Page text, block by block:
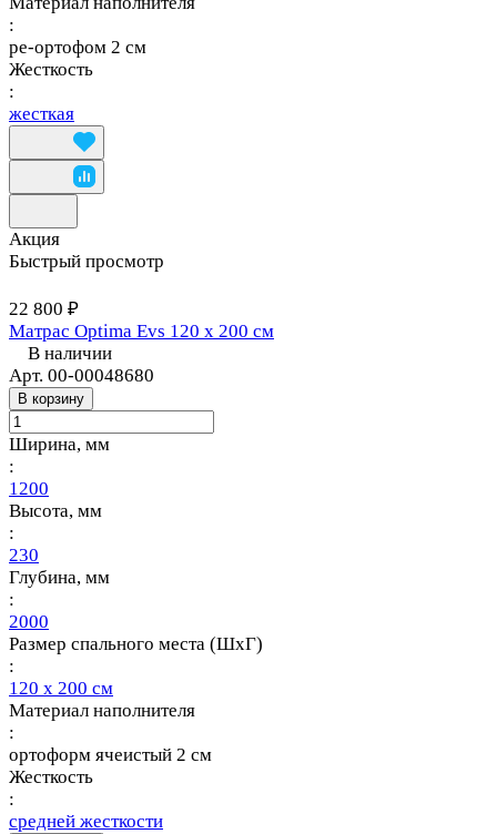
:
ре-ортофом 2 см
Жесткость
:
жесткая
Акция
Быстрый просмотр
22 800 ₽
Матрас Optima Evs 120 х 200 см
В наличии
Арт. 00-00048680
В корзину
Ширина, мм
:
1200
Высота, мм
:
230
Глубина, мм
:
2000
Размер спального места (ШхГ)
:
120 х 200 см
Материал наполнителя
:
ортоформ ячеистый 2 см
Жесткость
:
средней жесткости